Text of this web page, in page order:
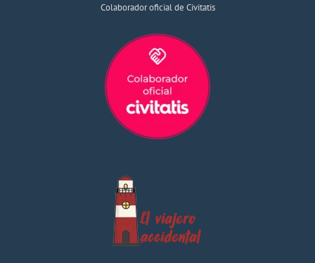
Colaborador oficial de Civitatis